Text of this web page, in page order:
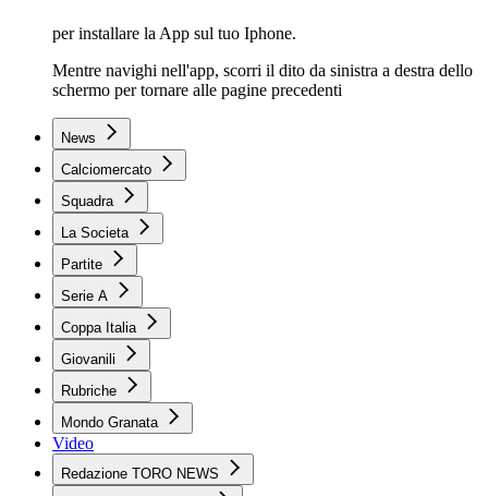
per installare la App sul tuo Iphone.
Mentre navighi nell'app, scorri il dito da sinistra a destra dello
schermo per tornare alle pagine precedenti
News
Calciomercato
Squadra
La Societa
Partite
Serie A
Coppa Italia
Giovanili
Rubriche
Mondo Granata
Video
Redazione TORO NEWS